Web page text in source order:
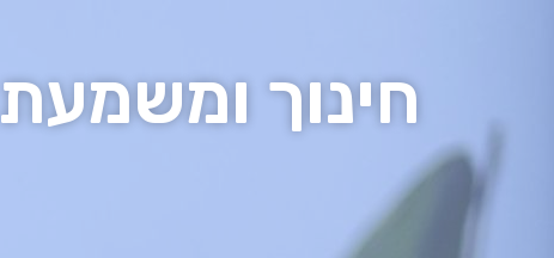
חינוך ומשמעת